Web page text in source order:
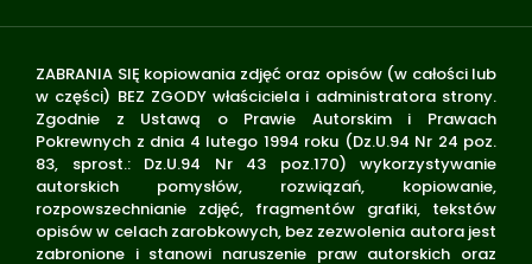
ZABRANIA SIĘ kopiowania zdjęć oraz opisów (w całości lub
w części) BEZ ZGODY właściciela i administratora strony.
Zgodnie z Ustawą o Prawie Autorskim i Prawach
Pokrewnych z dnia 4 lutego 1994 roku (Dz.U.94 Nr 24 poz.
83, sprost.: Dz.U.94 Nr 43 poz.170) wykorzystywanie
autorskich pomysłów, rozwiązań, kopiowanie,
rozpowszechnianie zdjęć, fragmentów grafiki, tekstów
opisów w celach zarobkowych, bez zezwolenia autora jest
zabronione i stanowi naruszenie praw autorskich oraz